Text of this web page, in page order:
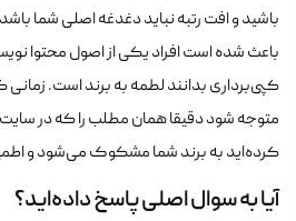
باشید و افت رتبه نباید دغدغه اصلی شما
باعث شده است افراد یکی از اصول محتوا
کپی‌برداری بدانند لطمه به برند است.
متوجه شود دقیقا همان مطلب را که در
کرده‌اید به برند شما مشکوک می‌شود و
آیا به سوال اصلی پاسخ داده‌اید؟